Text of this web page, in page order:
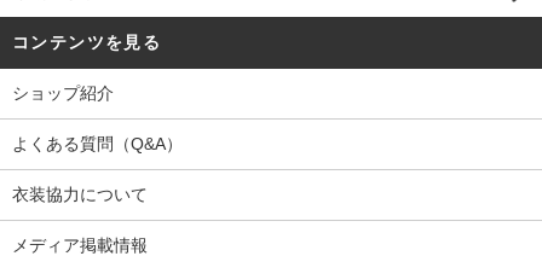
コンテンツを見る
ショップ紹介
よくある質問（Q&A）
衣装協力について
メディア掲載情報